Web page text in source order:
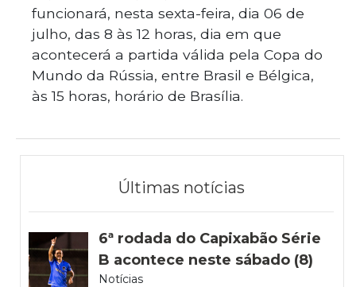
funcionará, nesta sexta-feira, dia 06 de
julho, das 8 às 12 horas, dia em que
acontecerá a partida válida pela Copa do
Mundo da Rússia, entre Brasil e Bélgica,
às 15 horas, horário de Brasília.
Últimas notícias
6ª rodada do Capixabão Série
B acontece neste sábado (8)
Notícias